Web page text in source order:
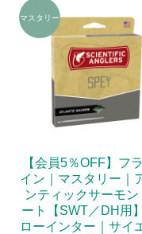
【会員5％OFF】フ
イン｜マスタリー｜
ンティックサーモン
ート【SWT／DH用
ローインター｜サイ